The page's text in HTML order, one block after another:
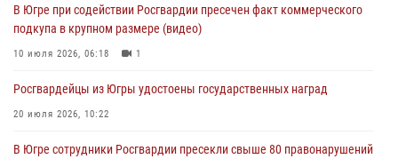
Ключевые события Росгвардии: итоги недели с 27 июля по 2
августа (видео)
В Югре при содействии Росгвардии пресечен факт коммерческого
подкупа в крупном размере (видео)
10 июля 2026, 06:18 1
Росгвардейцы из Югры удостоены государственных наград
20 июля 2026, 10:22
В Югре сотрудники Росгвардии пресекли свыше 80 правонарушений